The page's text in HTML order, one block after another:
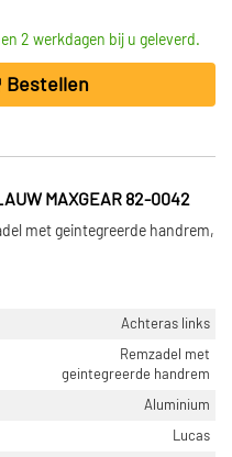
2 werkdagen bij u geleverd.
Bestellen
MAXGEAR 82-0042
met geintegreerde handrem,
Achteras links
Remzadel met
geintegreerde handrem
Aluminium
Lucas